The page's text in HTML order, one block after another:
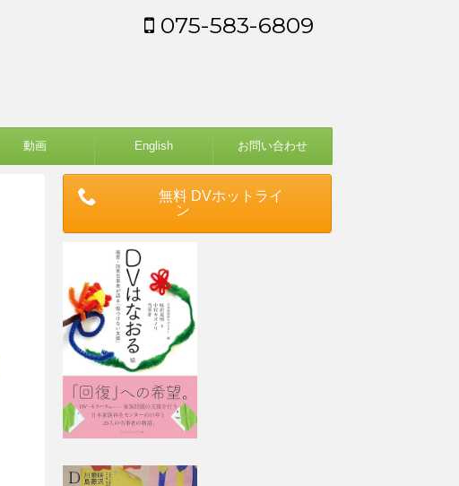
075-583-6809
動画 English お問い合わせ
無料 DVホットライ
ン